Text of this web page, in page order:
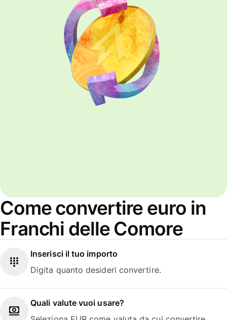
Come convertire euro in
Franchi delle Comore
Inserisci il tuo importo
Digita quanto desideri convertire.
Quali valute vuoi usare?